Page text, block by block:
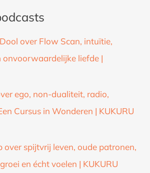
over Flow Scan, intuïtie,
onvoorwaardelijke liefde |
ego, non-dualiteit, radio,
Cursus in Wonderen | KUKURU
over spijtvrij leven, oude patronen,
en écht voelen | KUKURU